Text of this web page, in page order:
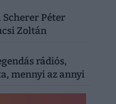
Scherer Péter
Zoltán
rádiós,
mennyi az annyi